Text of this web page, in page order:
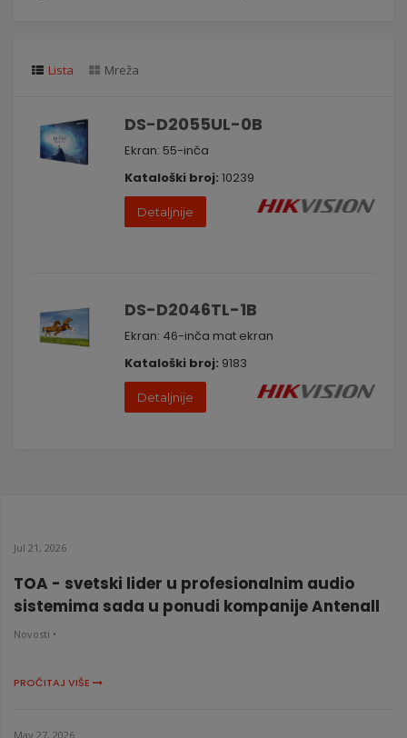
Lista Mreža
DS-D2055UL-0B
Ekran: 55-inča
Kataloški broj: 10239
Detaljnije
DS-D2046TL-1B
Ekran: 46-inča mat ekran
Kataloški broj: 9183
Detaljnije
Jul 21, 2026
TOA - svetski lider u profesionalnim audio
sistemima sada u ponudi kompanije Antenall
Novosti •
PROČITAJ VIŠE
May 27, 2026